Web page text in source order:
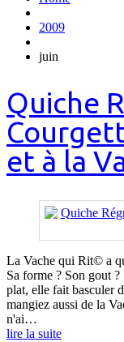
2009
juin
Quiche
et à la
La Vache qui Rit© a
Sa forme ? Son gout
plat, elle fait basculer
mangiez aussi de la
n'ai…
lire la suite